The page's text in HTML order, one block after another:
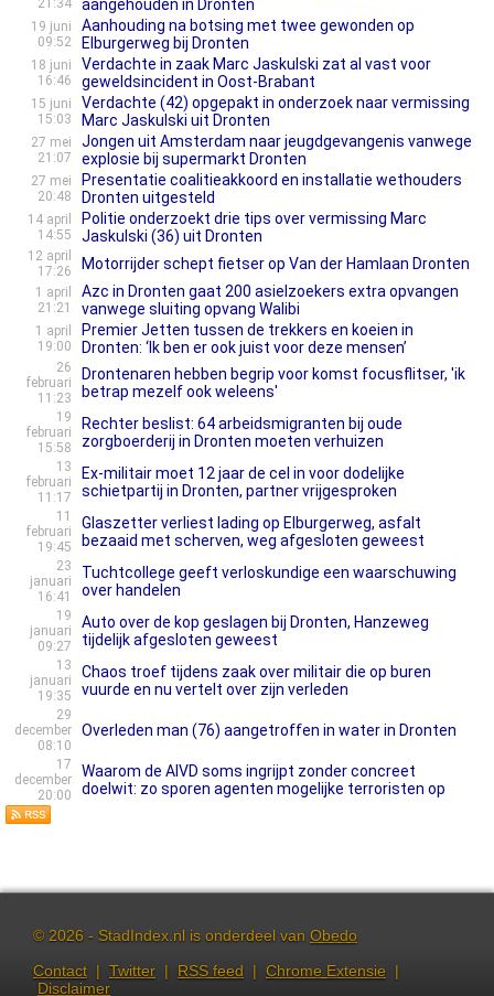
21:34
aangehouden in Dronten
19 juni
09:52
Aanhouding na botsing met twee gewonden op
Elburgerweg bij Dronten
18 juni
16:46
Verdachte in zaak Marc Jaskulski zat al vast voor
geweldsincident in Oost-Brabant
15 juni
15:03
Verdachte (42) opgepakt in onderzoek naar vermissing
Marc Jaskulski uit Dronten
27 mei
21:07
Jongen uit Amsterdam naar jeugdgevangenis vanwege
explosie bij supermarkt Dronten
27 mei
20:48
Presentatie coalitieakkoord en installatie wethouders
Dronten uitgesteld
14 april
14:55
Politie onderzoekt drie tips over vermissing Marc
Jaskulski (36) uit Dronten
12 april
17:26
Motorrijder schept fietser op Van der Hamlaan Dronten
1 april
21:21
Azc in Dronten gaat 200 asielzoekers extra opvangen
vanwege sluiting opvang Walibi
1 april
19:00
Premier Jetten tussen de trekkers en koeien in
Dronten: ‘Ik ben er ook juist voor deze mensen’
26
februari
11:23
Drontenaren hebben begrip voor komst focusflitser, 'ik
betrap mezelf ook weleens'
19
februari
15:58
Rechter beslist: 64 arbeidsmigranten bij oude
zorgboerderij in Dronten moeten verhuizen
13
februari
11:17
Ex-militair moet 12 jaar de cel in voor dodelijke
schietpartij in Dronten, partner vrijgesproken
11
februari
19:45
Glaszetter verliest lading op Elburgerweg, asfalt
bezaaid met scherven, weg afgesloten geweest
23
januari
16:41
Tuchtcollege geeft verloskundige een waarschuwing
over handelen
19
januari
09:27
Auto over de kop geslagen bij Dronten, Hanzeweg
tijdelijk afgesloten geweest
13
januari
19:35
Chaos troef tijdens zaak over militair die op buren
vuurde en nu vertelt over zijn verleden
29
december
08:10
Overleden man (76) aangetroffen in water in Dronten
17
december
20:00
Waarom de AIVD soms ingrijpt zonder concreet
doelwit: zo sporen agenten mogelijke terroristen op
© 2026 - StadIndex.nl is onderdeel van Obedo
Contact | Twitter | RSS feed | Chrome Extensie |
Disclaimer